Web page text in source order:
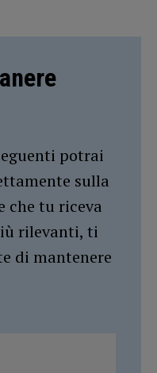
potrai
sulla
che tu riceva
rilevanti, ti
di mantenere